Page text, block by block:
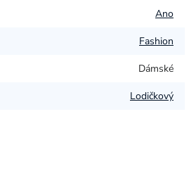
Ano
Fashion
Dámské
Lodičkový